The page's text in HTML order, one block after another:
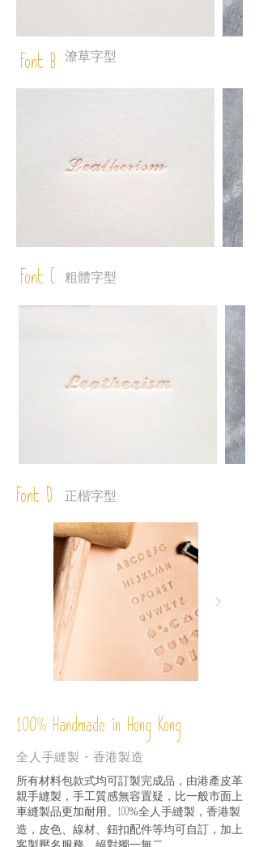
Font B 潦草字型
Font C 粗體字型
Font D 正楷字型
100% Handmade in Hong Kong
全人手縫製・香港製造
所有材料包款式均可訂製完成品，由港產皮革
親手縫製，手工質感無容置疑，比一般市面上
車縫製品更加耐用。 100%全人手縫製，香港製
造，皮色、線材、鈕扣配件等均可自訂，加上